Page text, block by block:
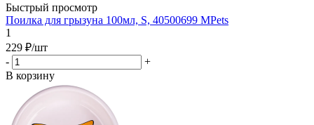
Быстрый просмотр
Поилка для грызуна 100мл, S, 40500699 MPets
1
229 ₽/шт
-
+
В корзину